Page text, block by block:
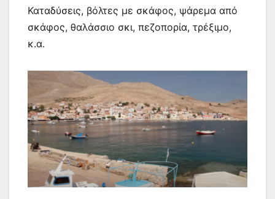
Καταδύσεις, βόλτες με σκάφος, ψάρεμα από
σκάφος, θαλάσσιο σκι, πεζοπορία, τρέξιμο,
κ.α.